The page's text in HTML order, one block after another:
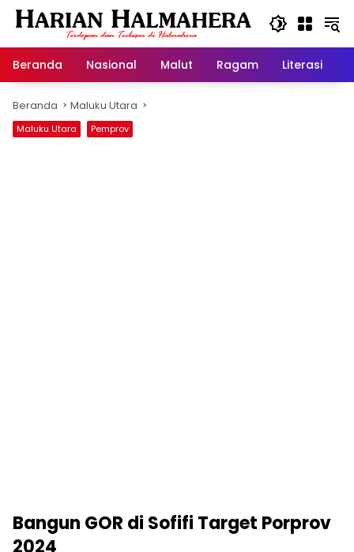
Langsung
Beranda
Nasional Malut Ragam Literasi
Beranda Maluku Utara
Maluku Utara Pemprov
Bangun GOR di Sofifi Target Porprov
2024